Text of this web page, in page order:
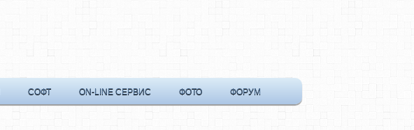
СОФТ ON-LINE СЕРВИС ФОТО ФОРУМ